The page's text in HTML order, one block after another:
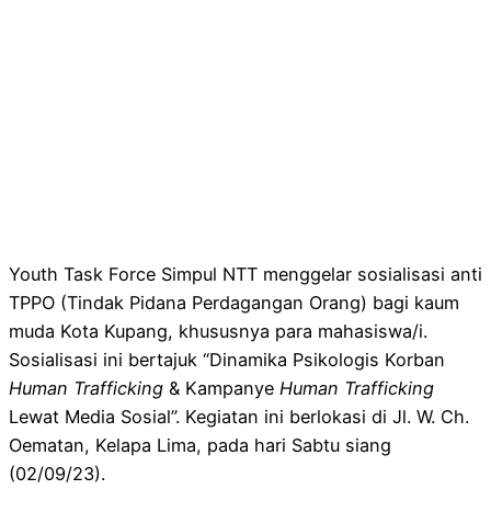
Youth Task Force Simpul NTT menggelar sosialisasi anti
TPPO (Tindak Pidana Perdagangan Orang) bagi kaum
muda Kota Kupang, khususnya para mahasiswa/i.
Sosialisasi ini bertajuk “Dinamika Psikologis Korban
Human Trafficking & Kampanye Human Trafficking
Lewat Media Sosial”. Kegiatan ini berlokasi di Jl. W. Ch.
Oematan, Kelapa Lima, pada hari Sabtu siang
(02/09/23).